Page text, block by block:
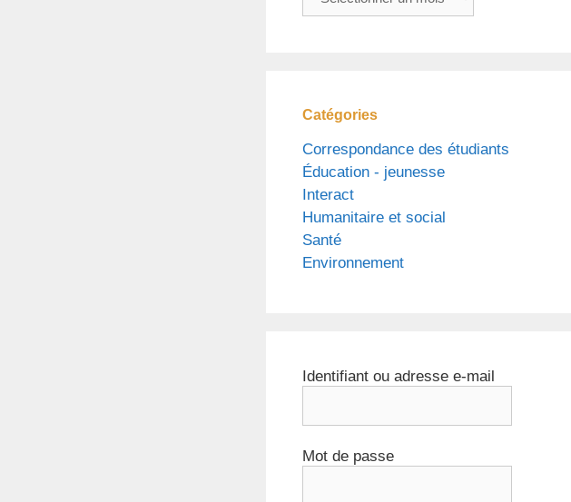
Catégories
Correspondance des étudiants
Éducation - jeunesse
Interact
Humanitaire et social
Santé
Environnement
Identifiant ou adresse e-mail
Mot de passe